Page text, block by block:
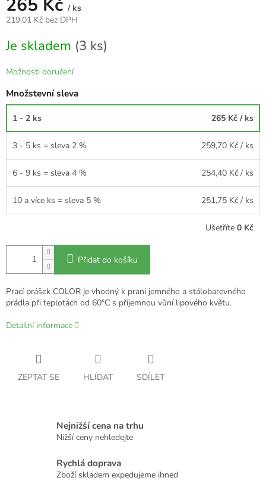
265 Kč / ks
219,01 Kč bez DPH
cena:
Je skladem (3 ks)
Možnosti doručení
Množstevní sleva
1 - 2 ks 265 Kč / ks
3 - 5 ks = sleva 2 % 259,70 Kč / ks
6 - 9 ks = sleva 4 % 254,40 Kč / ks
10 a více ks = sleva 5 % 251,75 Kč / ks
Ušetříte 0 Kč
Přidat do košíku
Prací prášek COLOR je vhodný k praní jemného a stálobarevného
prádla při teplotách od 60°C s příjemnou vůní lipového květu.
Detailní informace
ZEPTAT SE HLÍDAT SDÍLET
Nejnižší cena na trhu
Nižší ceny nehledejte
Rychlá doprava
Zboží skladem expedujeme ihned